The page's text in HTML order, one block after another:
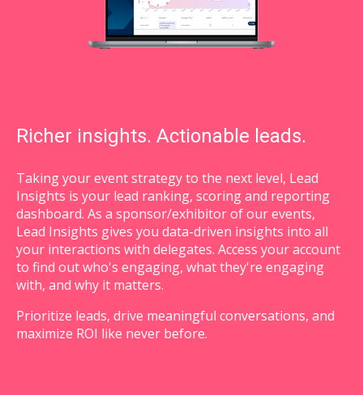
Richer insights. Actionable leads.
Taking your event strategy to the next level, Lead
Insights is your lead ranking, scoring and reporting
dashboard. As a sponsor/exhibitor of our events,
Lead Insights gives you data-driven insights into all
your interactions with delegates. Access your account
to find out who's engaging, what they're engaging
with, and why it matters.
Prioritize leads, drive meaningful conversations, and
maximize ROI like never before.